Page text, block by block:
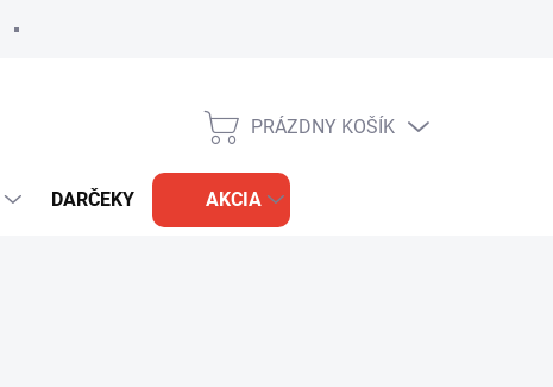
NÁKUPNÝ
PRÁZDNY KOŠÍK
DARČEKY AKCIA